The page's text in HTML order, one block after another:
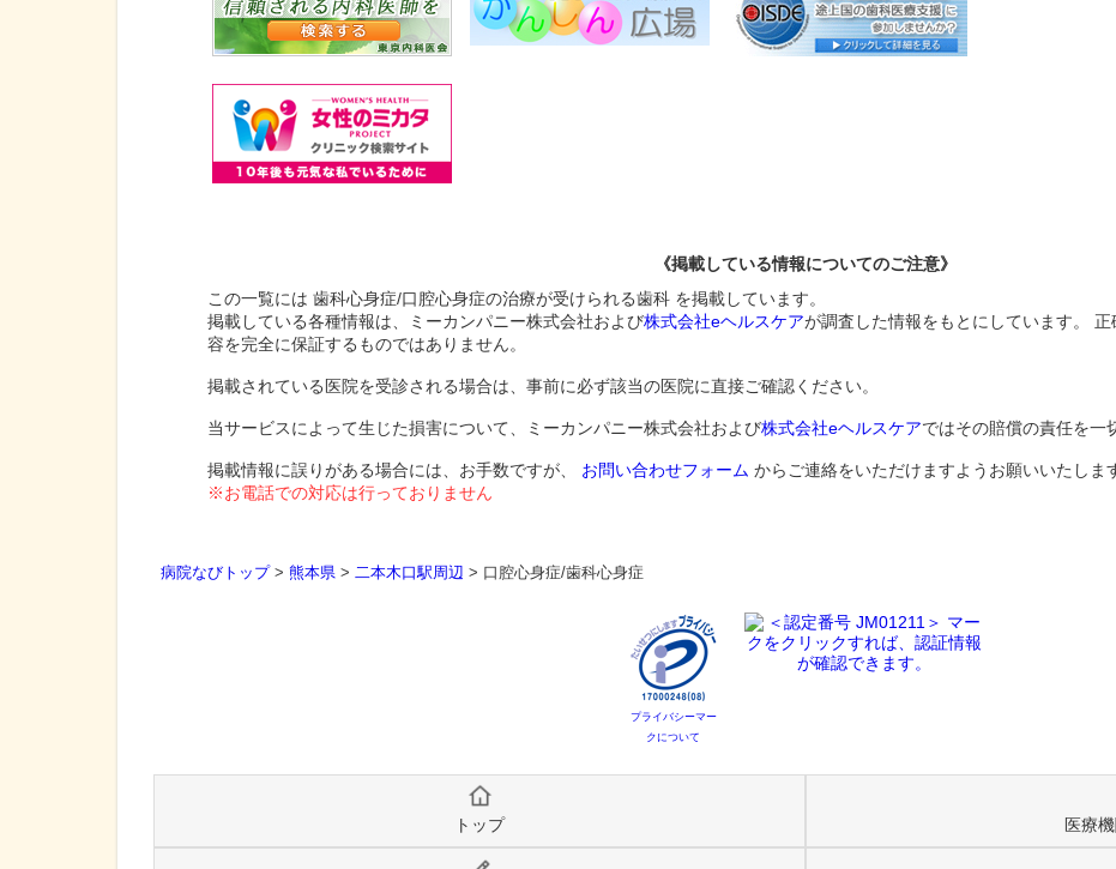
《掲載している情報についてのご注意》
この一覧には 歯科心身症/口腔心身症の治療が受けられる歯科 を掲載しています。
掲載している各種情報は、ミーカンパニー株式会社および株式会社eヘルスケアが調査した情報をもとにしています。
容を完全に保証するものではありません。
掲載されている医院を受診される場合は、事前に必ず該当の医院に直接ご確認ください。
当サービスによって生じた損害について、ミーカンパニー株式会社および株式会社eヘルスケアではその賠償の責任を一
掲載情報に誤りがある場合には、お手数ですが、 お問い合わせフォーム からご連絡をいただけますようお願いいたしま
※お電話での対応は行っておりません
病院なびトップ> 熊本県 > 二本木口駅周辺 > 口腔心身症/歯科心身症
プライバシーマー
クについて
トップ 医療